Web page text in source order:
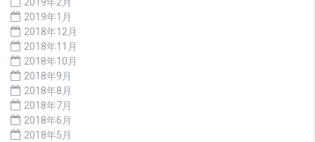
2019年1月
2018年12月
2018年11月
2018年10月
2018年9月
2018年8月
2018年7月
2018年6月
2018年5月